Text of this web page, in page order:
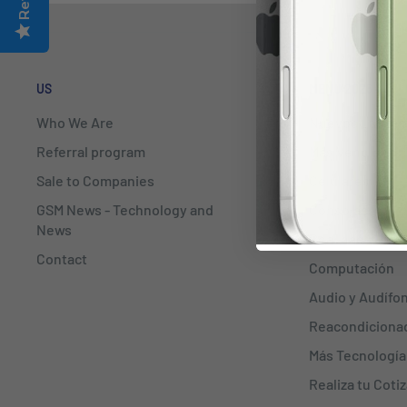
US
Who We Are
Referral program
Sale to Companies
GSM News - Technology and
News
Contact
Nuevos
Realidad
Computación
Audio y
Más Tecnología
Realiza tu